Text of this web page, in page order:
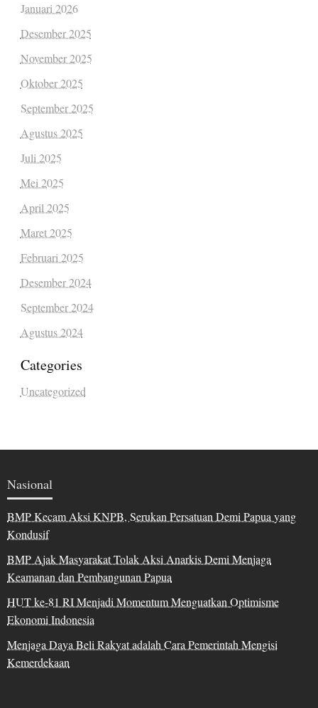
Januari 2026
Desember 2025
November 2025
Oktober 2025
September 2025
Agustus 2025
Juli 2025
Mei 2025
April 2025
Maret 2025
Februari 2025
Desember 2024
September 2024
Agustus 2024
Categories
Uncategorized
Nasional
BMP Kecam Aksi KNPB, Serukan Persatuan Demi Papua yang
Kondusif
BMP Ajak Masyarakat Tolak Aksi Anarkis Demi Menjaga
Keamanan dan Pembangunan Papua
HUT ke-81 RI Menjadi Momentum Menguatkan Optimisme
Ekonomi Indonesia
Menjaga Daya Beli Rakyat adalah Cara Pemerintah Mengisi
Kemerdekaan